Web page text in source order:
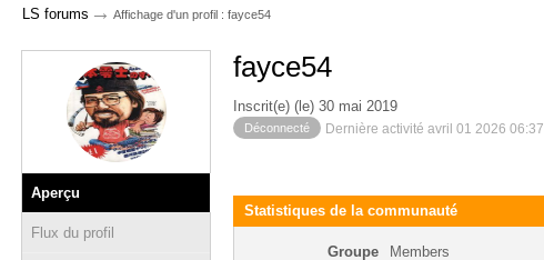
LS forums → Affichage d'un profil : fayce54
Aperçu
Flux du profil
fayce54
Inscrit(e) (le) 30 mai 2019
Déconnecté Dernière activité avril 01 2026 06:37
Statistiques de la communauté
Groupe Members